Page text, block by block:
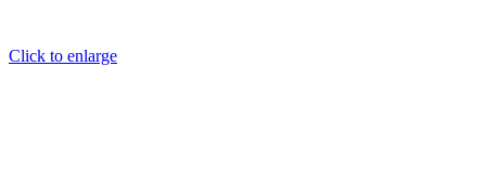
Click to enlarge